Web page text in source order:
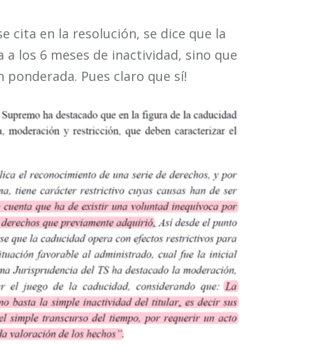
cita en la resolución, se dice que la
los 6 meses de inactividad, sino que
Pues claro que sí!